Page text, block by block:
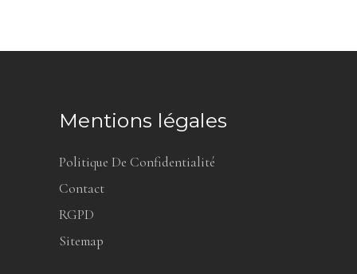
Mentions légales
Politique De Confidentialité
Contact
RGPD
Sitemap